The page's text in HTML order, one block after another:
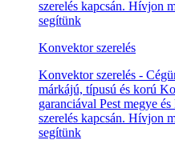
szerelés kapcsán. Hívjon
segítünk
Konvektor szerelés
Konvektor szerelés -
márkájú, típusú és korú
garanciával Pest megye
szerelés kapcsán. Hívjon
segítünk